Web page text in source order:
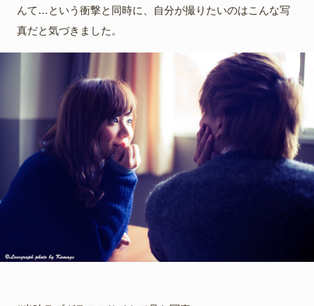
んて…という衝撃と同時に、自分が撮りたいのはこんな写
真だと気づきました。